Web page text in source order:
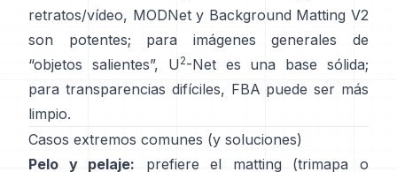
retratos/vídeo, MODNety Background Matting V2
son potentes; para imágenes generales de
“objetos salientes”,
U2-Netes una base sólida;
para transparencias difíciles, FBA puede ser más
limpio.
Casos extremos comunes (y soluciones)
Pelo y pelaje: prefiere el matting (trimapa o